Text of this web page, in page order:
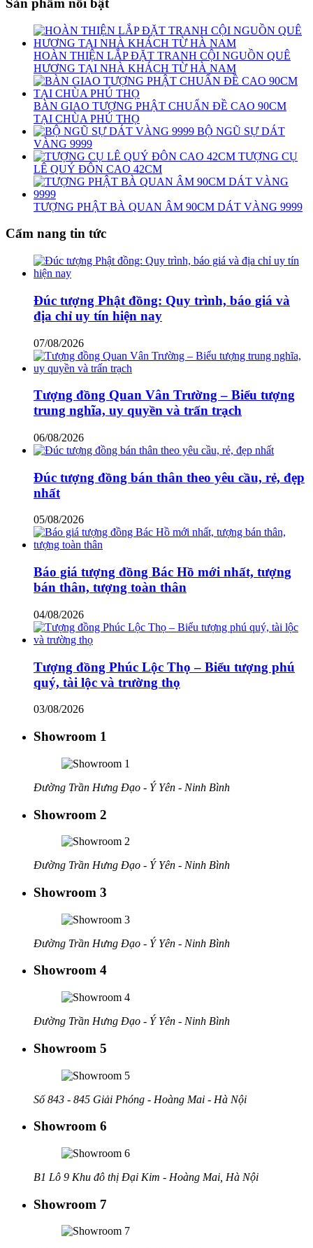
Sản phẩm nổi bật
HOÀN THIỆN LẮP ĐẶT TRANH CỘI NGUỒN QUÊ
HƯƠNG TẠI NHÀ KHÁCH TỪ HÀ NAM
BÀN GIAO TƯỢNG PHẬT CHUẨN ĐỀ CAO 90CM
TẠI CHÙA PHÚ THỌ
BỘ NGŨ SỰ DÁT
VÀNG 9999
TƯỢNG CỤ
LÊ QUÝ ĐÔN CAO 42CM
TƯỢNG PHẬT BÀ QUAN ÂM 90CM DÁT VÀNG 9999
Cẩm nang tin tức
Đúc tượng Phật đồng: Quy trình, báo giá và
địa chỉ uy tín hiện nay
07/08/2026
Tượng đồng Quan Vân Trường – Biểu tượng
trung nghĩa, uy quyền và trấn trạch
06/08/2026
Đúc tượng đồng bán thân theo yêu cầu, rẻ, đẹp
nhất
05/08/2026
Báo giá tượng đồng Bác Hồ mới nhất, tượng
bán thân, tượng toàn thân
04/08/2026
Tượng đồng Phúc Lộc Thọ – Biểu tượng phú
quý, tài lộc và trường thọ
03/08/2026
Showroom 1
Đường Trần Hưng Đạo - Ý Yên - Ninh Bình
Showroom 2
Đường Trần Hưng Đạo - Ý Yên - Ninh Bình
Showroom 3
Đường Trần Hưng Đạo - Ý Yên - Ninh Bình
Showroom 4
Đường Trần Hưng Đạo - Ý Yên - Ninh Bình
Showroom 5
Số 843 - 845 Giải Phóng - Hoàng Mai - Hà Nội
Showroom 6
B1 Lô 9 Khu đô thị Đại Kim - Hoàng Mai, Hà Nội
Showroom 7